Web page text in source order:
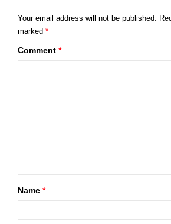
Your email address will not be published.
marked *
Comment *
Name *